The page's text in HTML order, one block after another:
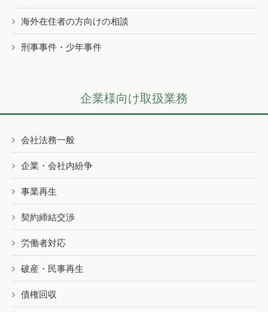
海外在住者の方向けの相談
刑事事件・少年事件
企業様向け取扱業務
会社法務一般
企業・会社内紛争
事業再生
契約締結交渉
労働者対応
破産・民事再生
債権回収